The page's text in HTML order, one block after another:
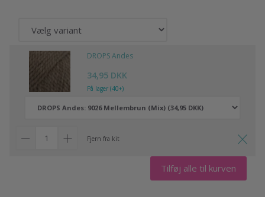
DROPS Andes
34,95 DKK
På lager (40+)
Fjern fra kit
Tilføj alle til kurven